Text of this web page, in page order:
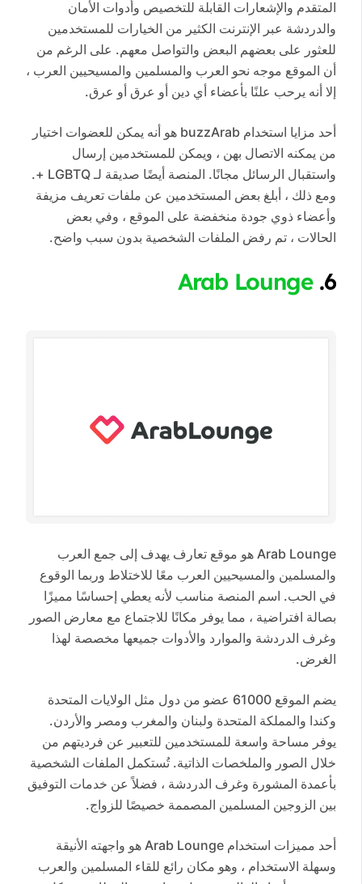
المتقدم والإشعارات القابلة للتخصيص وأدوات الأمان
والدردشة عبر الإنترنت الكثير من الخيارات للمستخدمين
للعثور على بعضهم البعض والتواصل معهم. على الرغم من
أن الموقع موجه نحو العرب والمسلمين والمسيحيين العرب ،
إلا أنه يرحب علنًا بأعضاء أي دين أو عرق أو عرق.
أحد مزايا استخدام buzzArab هو أنه يمكن للعضوات اختيار
من يمكنه الاتصال بهن ، ويمكن للمستخدمين إرسال
واستقبال الرسائل مجانًا. المنصة أيضًا صديقة لـ LGBTQ +.
ومع ذلك ، أبلغ بعض المستخدمين عن ملفات تعريف مزيفة
وأعضاء ذوي جودة منخفضة على الموقع ، وفي بعض
الحالات ، تم رفض الملفات الشخصية بدون سبب واضح.
6.
Arab Lounge
Arab Lounge هو موقع تعارف يهدف إلى جمع العرب
والمسلمين والمسيحيين العرب معًا للاختلاط وربما الوقوع
في الحب. اسم المنصة مناسب لأنه يعطي إحساسًا مميزًا
بصالة افتراضية ، مما يوفر مكانًا للاجتماع مع معارض الصور
وغرف الدردشة والموارد والأدوات جميعها مخصصة لهذا
الغرض.
يضم الموقع 61000 عضو من دول مثل الولايات المتحدة
وكندا والمملكة المتحدة ولبنان والمغرب ومصر والأردن.
يوفر مساحة واسعة للمستخدمين للتعبير عن فرديتهم من
خلال الصور والملخصات الذاتية. تُستكمل الملفات الشخصية
بأعمدة المشورة وغرف الدردشة ، فضلاً عن خدمات التوفيق
بين الزوجين المسلمين المصممة خصيصًا للزواج.
أحد مميزات استخدام Arab Lounge هو واجهته الأنيقة
وسهلة الاستخدام ، وهو مكان رائع للقاء المسلمين والعرب